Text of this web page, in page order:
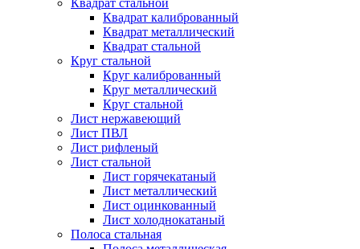
Квадрат стальной
Квадрат калиброванный
Квадрат металлический
Квадрат стальной
Круг стальной
Круг калиброванный
Круг металлический
Круг стальной
Лист нержавеющий
Лист ПВЛ
Лист рифленый
Лист стальной
Лист горячекатаный
Лист металлический
Лист оцинкованный
Лист холоднокатаный
Полоса стальная